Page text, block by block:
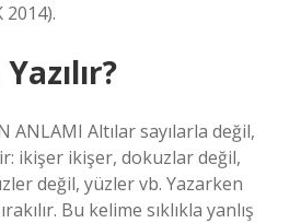
2014).
ANLAMI Altılar sayılarla değil,
ikişer ikişer, dokuzlar değil,
değil, yüzler vb. Yazarken
Bu kelime sıklıkla yanlış